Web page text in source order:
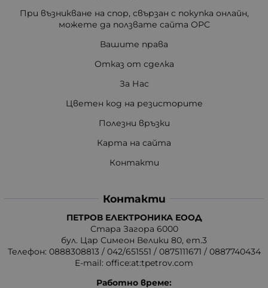
При възникване на спор, свързан с покупка онлайн,
можете да ползвате сайта ОРС
Вашите права
Отказ от сделка
За Нас
Цветен код на резисторите
Полезни връзки
Карта на сайта
Контакти
Контакти
ПЕТРОВ ЕЛЕКТРОНИКА ЕООД
Стара Загора 6000
бул. Цар Симеон Велики 80, ет.3
Телефон: 0888308813 / 042/651551 / 0875111671 / 0887740434
E-mail: office:at:tpetrov.com
Работно време: